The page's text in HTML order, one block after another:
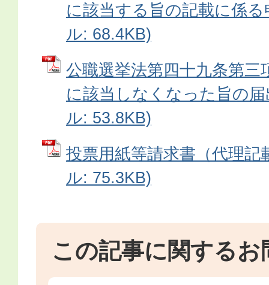
に該当する旨の記載に係
ル: 68.4KB)
公職選挙法第四十九条第三
に該当しなくなった旨の
ル: 53.8KB)
投票用紙等請求書（代理記
ル: 75.3KB)
この記事に関するお